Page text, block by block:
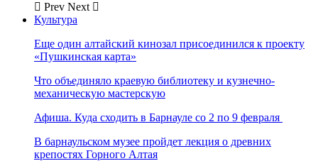
Prev Next
Культура
Еще один алтайский кинозал присоединился к проекту
«Пушкинская карта»
Что объединяло краевую библиотеку и кузнечно-
механическую мастерскую
Афиша. Куда сходить в Барнауле со 2 по 9 февраля
В барнаульском музее пройдет лекция о древних
крепостях Горного Алтая